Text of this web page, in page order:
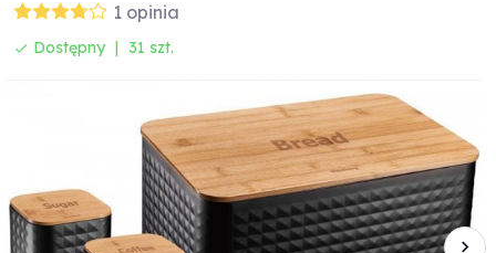
1 opinia
Dostępny 31 szt.